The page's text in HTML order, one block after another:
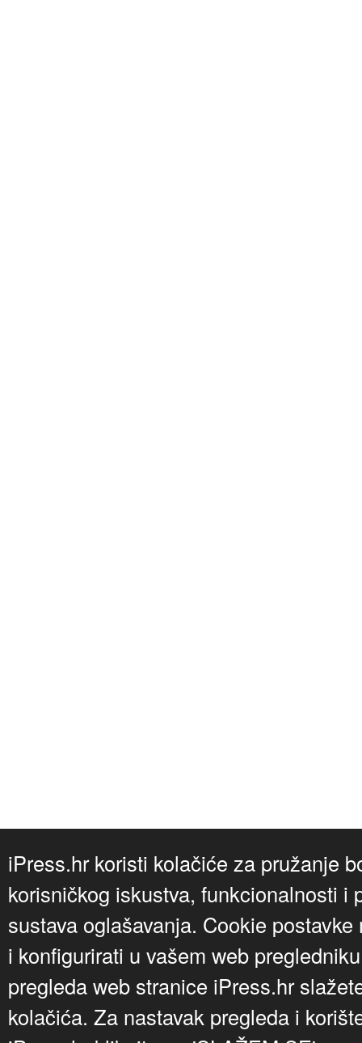
iPress.hr koristi kolačiće za pružanje
korisničkog iskustva, funkcionalnosti i
sustava oglašavanja. Cookie
i konfigurirati u vašem web
pregleda web stranice iPress.hr
kolačića. Za nastavak pregleda i